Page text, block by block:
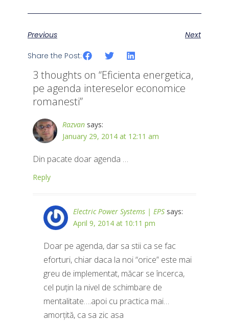
Previous Next
Share the Post:
3 thoughts on “Eficienta energetica,
pe agenda intereselor economice
romanesti”
Razvan says:
January 29, 2014 at 12:11 am
Din pacate doar agenda …
Reply
Electric Power Systems | EPS says:
April 9, 2014 at 10:11 pm
Doar pe agenda, dar sa stii ca se fac
eforturi, chiar daca la noi “orice” este mai
greu de implementat, măcar se încerca,
cel puțin la nivel de schimbare de
mentalitate….apoi cu practica mai…
amorțită, ca sa zic asa